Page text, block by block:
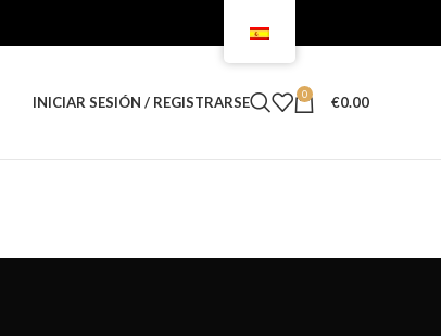
INICIAR SESIÓN / REGISTRARSE 0 €0.00